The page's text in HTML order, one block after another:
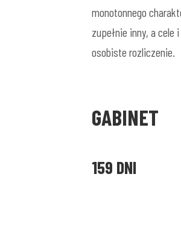
monotonnego
zupełnie inny, a
osobiste rozliczenie.
GABINET
159 DNI